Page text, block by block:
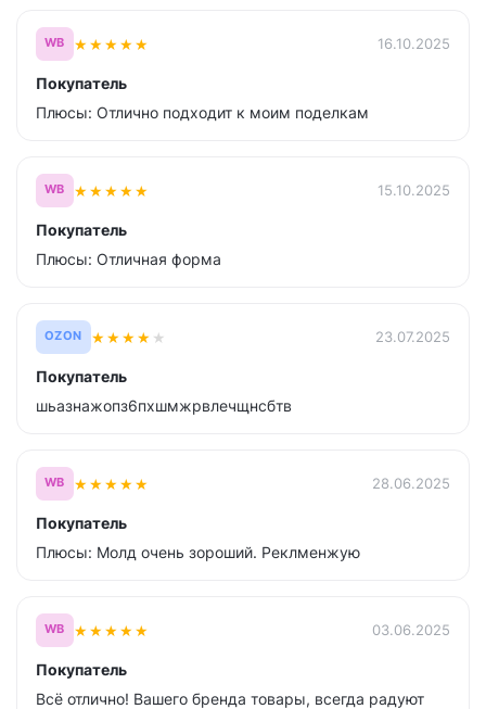
WB ★★★★★ 16.10.2025
Покупатель
Плюсы: Отлично подходит к моим поделкам
WB ★★★★★ 15.10.2025
Покупатель
Плюсы: Отличная форма
OZON ★★★★ ★ 23.07.2025
Покупатель
шьазнажопз6пхшмжрвлечщнсбтв
WB ★★★★★ 28.06.2025
Покупатель
Плюсы: Молд очень зороший. Реклменжую
WB ★★★★★ 03.06.2025
Покупатель
Всё отлично! Вашего бренда товары, всегда радуют